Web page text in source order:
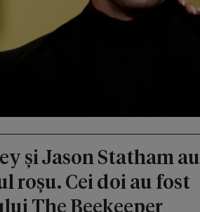
și Jason Statham au
roșu. Cei doi au fost
The Beekeeper